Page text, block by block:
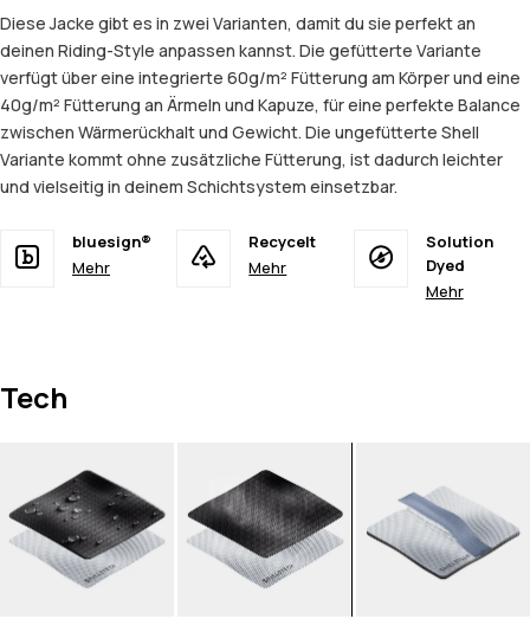
Diese Jacke gibt es in zwei Varianten, damit du sie perfekt an
deinen Riding-Style anpassen kannst. Die gefütterte Variante
verfügt über eine integrierte 60g/m² Fütterung am Körper und eine
40g/m² Fütterung an Ärmeln und Kapuze, für eine perfekte Balance
zwischen Wärmerückhalt und Gewicht. Die ungefütterte Shell
Variante kommt ohne zusätzliche Fütterung, ist dadurch leichter
und vielseitig in deinem Schichtsystem einsetzbar.
bluesign®
Mehr
Recycelt
Mehr
Solution
Dyed
Mehr
Tech